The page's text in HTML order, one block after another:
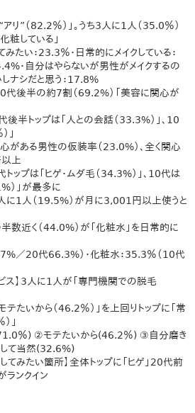
リ”（82.2％）」。うち3人に1人（35.0％）
粧している」
みたい：23.3％・日常的にメイクしている：
・自分はやらないが男性がメイクするの
しナシだと思う：17.8%
代後半の約7割（69.2%）「美容に関心が
半トップは「人との会話（33.3%）」、10
」
心がある男性の仮装率（23.0%）、全く関心
上
トップは「ヒゲ・ムダ毛（34.3%）」、10代は
）」が最多に
に1人（19.5%）が月に3,001円以上使うと
数近く（44.0%）が「化粧水」を日常的に
／20代66.3%）・化粧水：35.3％（10代
ス】3人に1人が「専門機関での脱毛
テたいから（46.2％）」を上回りトップに「常
」
％) ②モテたいから(46.2％) ③自分磨き
て当然(32.6%)
てみたい箇所】全体トップに「ヒゲ」20代前
ランクイン